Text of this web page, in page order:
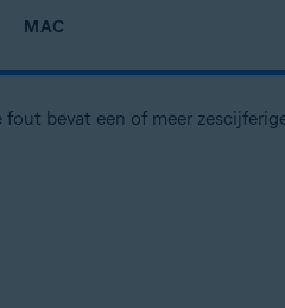
MAC
fout bevat een of meer